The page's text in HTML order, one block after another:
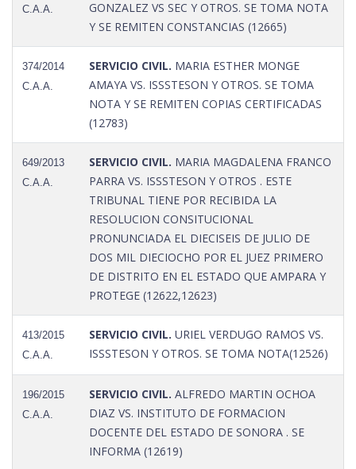
C.A.A.
GONZALEZ VS SEC Y OTROS. SE TOMA NOTA
Y SE REMITEN CONSTANCIAS (12665)
374/2014
C.A.A.
SERVICIO CIVIL. MARIA ESTHER MONGE
AMAYA VS. ISSSTESON Y OTROS. SE TOMA
NOTA Y SE REMITEN COPIAS CERTIFICADAS
(12783)
649/2013
C.A.A.
SERVICIO CIVIL. MARIA MAGDALENA FRANCO
PARRA VS. ISSSTESON Y OTROS . ESTE
TRIBUNAL TIENE POR RECIBIDA LA
RESOLUCION CONSITUCIONAL
PRONUNCIADA EL DIECISEIS DE JULIO DE
DOS MIL DIECIOCHO POR EL JUEZ PRIMERO
DE DISTRITO EN EL ESTADO QUE AMPARA Y
PROTEGE (12622,12623)
413/2015
C.A.A.
SERVICIO CIVIL. URIEL VERDUGO RAMOS VS.
ISSSTESON Y OTROS. SE TOMA NOTA(12526)
196/2015
C.A.A.
SERVICIO CIVIL. ALFREDO MARTIN OCHOA
DIAZ VS. INSTITUTO DE FORMACION
DOCENTE DEL ESTADO DE SONORA . SE
INFORMA (12619)